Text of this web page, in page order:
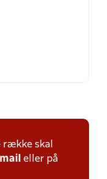
skal
mail eller på